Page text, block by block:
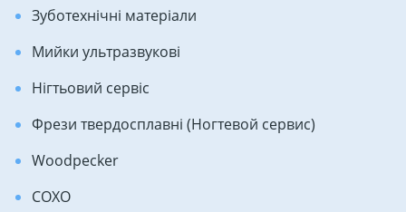
Зуботехнічні матеріали
Мийки ультразвукові
Нігтьовий сервіс
Фрези твердосплавні (Ногтевой сервис)
Woodpecker
COXO